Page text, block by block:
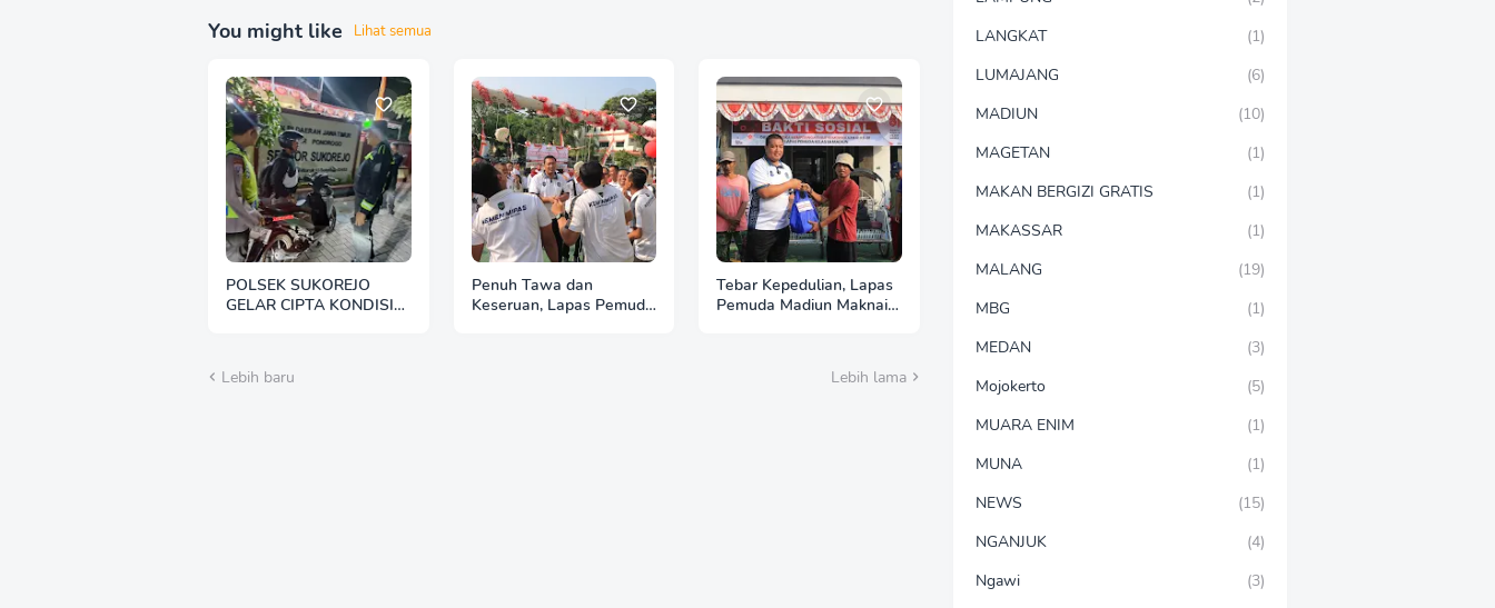
You might like Lihat semua
POLSEK SUKOREJO
GELAR CIPTA KONDISI
Penuh Tawa dan
Keseruan, Lapas Pemuda
Tebar Kepedulian, Lapas
Pemuda Madiun Maknai
Lebih baru Lebih lama
LANGKAT
(1)
LUMAJANG
(6)
MADIUN
(10)
MAGETAN
(1)
MAKAN BERGIZI GRATIS
(1)
MAKASSAR
(1)
MALANG
(19)
MBG
(1)
MEDAN
(3)
Mojokerto
(5)
MUARA ENIM
(1)
MUNA
(1)
NEWS
(15)
NGANJUK
(4)
Ngawi
(3)